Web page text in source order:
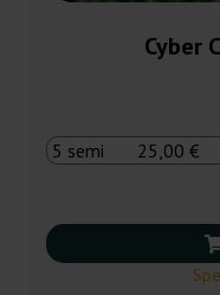
Cyber